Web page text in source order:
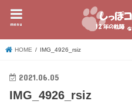
menu
HOME IMG_4926_rsiz
2021.06.05
IMG_4926_rsiz